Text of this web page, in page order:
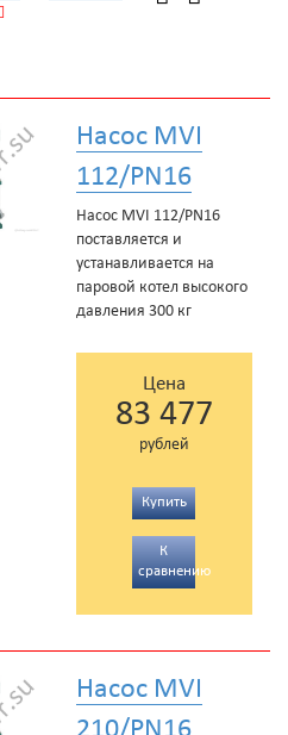
Насос MVI
112/PN16
Насос MVI 112/PN16
поставляется и
устанавливается на
паровой котел высокого
давления 300 кг
Цена
83 477
рублей
Купить
К
сравнению
Насос MVI